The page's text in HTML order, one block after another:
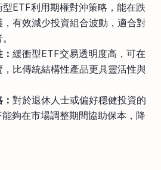
型ETF利用期權對沖策略，能在跌
有效減少投資組合波動，適合對
緩衝型ETF交易透明度高，可在
，比傳統結構性產品更具靈活性與
對於退休人士或偏好穩健投資的
夠在市場調整期間協助保本，降